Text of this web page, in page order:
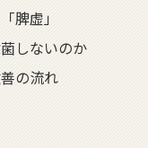
脾虚」
しないのか
の流れ